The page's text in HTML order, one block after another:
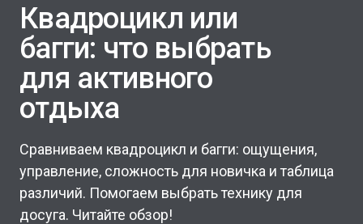
Квадроцикл или
багги: что выбрать
для активного
отдыха
Сравниваем квадроцикл и багги: ощущения,
управление, сложность для новичка и таблица
различий. Помогаем выбрать технику для
досуга. Читайте обзор!